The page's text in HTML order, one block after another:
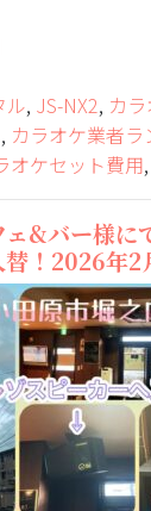
ル, JS-NX2, カ
, カラオケ業者ラ
オケセット費用,
&バー様に
替！2026年2